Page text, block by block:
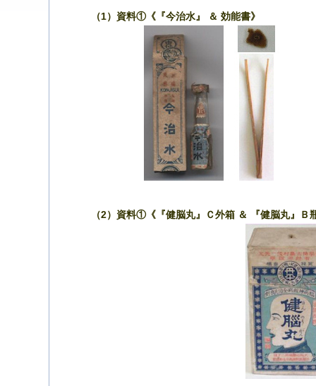
（1）資料①《『今治水』 ＆ 効能書》
（2）資料①《『健脳丸』Ｃ外箱 ＆ 『健脳丸』Ｂ